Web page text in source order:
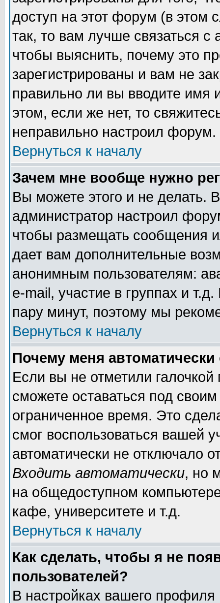
доступ на этот форум (в этом
так, то вам лучше связаться
чтобы выяснить, почему это
зарегистрированы и вам не
правильно ли вы вводите
этом, если же нет, то
неправильно настроил форум.
Вернуться к началу
Зачем мне вообще нужно
Вы можете этого и не делать.
администратор настроил
чтобы размещать сообщения
дает вам дополнительные
анонимным пользователям:
e-mail, участие в группах и
пару минут, поэтому мы
Вернуться к началу
Почему меня автоматически
Если вы не отметили галочкой
сможете оставаться под
ограниченное время. Это
смог воспользоваться вашей
автоматически не отключало
Входить автоматически, но
на общедоступном
кафе, университете и т.д.
Вернуться к началу
Как сделать, чтобы я не
пользователей?
В настройках вашего